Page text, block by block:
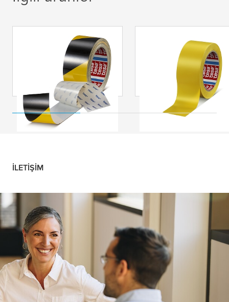
® 60960
Aşınmaya ve
Çizilmeye Karşı
Dirençli Yer İşaretleme
Bandı
® 60760 Yer
İşaretleme Bandı
İLETIŞIM